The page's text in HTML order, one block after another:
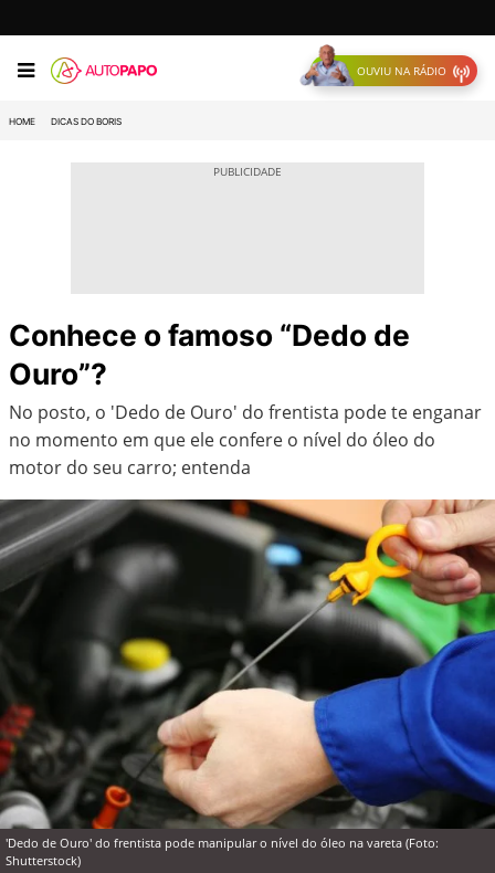
OUVIU NA RÁDIO
HOME DICAS DO BORIS
Conhece o famoso “Dedo de
Ouro”?
No posto, o 'Dedo de Ouro' do frentista pode te enganar
no momento em que ele confere o nível do óleo do
motor do seu carro; entenda
'Dedo de Ouro' do frentista pode manipular o nível do óleo na vareta (Foto:
Shutterstock)